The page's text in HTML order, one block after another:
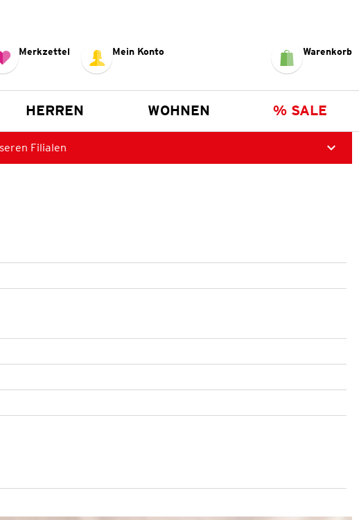
Merkzettel Mein Konto Warenkorb
HERREN WOHNEN % SALE
Filialen